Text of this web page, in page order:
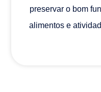
preservar o bom
alimentos e